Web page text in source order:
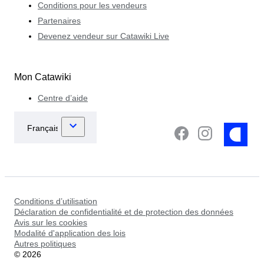
Conditions pour les vendeurs
Partenaires
Devenez vendeur sur Catawiki Live
Mon Catawiki
Centre d’aide
Conditions d’utilisation
Déclaration de confidentialité et de protection des données
Avis sur les cookies
Modalité d'application des lois
Autres politiques
© 2026